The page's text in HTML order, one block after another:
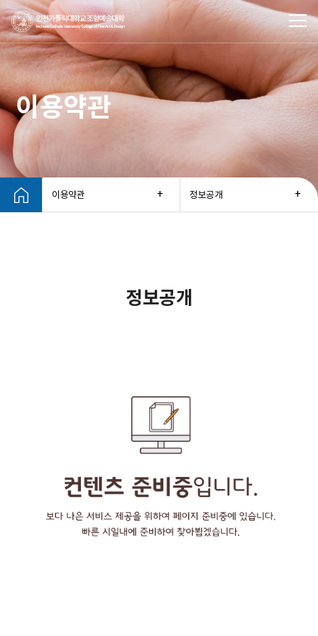
이용약관
이용약관 정보공개
정보공개